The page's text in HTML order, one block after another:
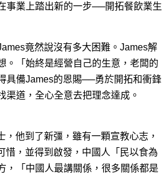
事業上踏出新的一步──開拓餐飲業生
竟然說沒有多大困難。James解
。「始終是經營自己的生意，老闆的
具備James的恩賜──勇於開拓和衝鋒
渠道，全心全意去把理念達成。
他到了新彊，雖有一顆宣教心志，
惜，並得到啟發，中國人「民以食為
，「中國人最講關係，很多關係都是